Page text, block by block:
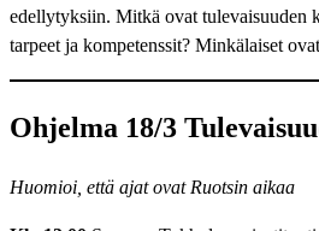
edellytyksiin. Mitkä ovat tulevaisuuden
tarpeet ja kompetenssit? Minkälaiset
Ohjelma 18/3
Huomioi, että ajat ovat Ruotsin aikaa